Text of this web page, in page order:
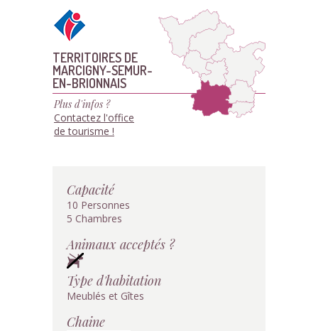
TERRITOIRES DE
MARCIGNY-SEMUR-
EN-BRIONNAIS
Plus d'infos ?
Contactez l'office
de tourisme !
Capacité
10 Personnes
5 Chambres
Animaux acceptés ?
Type d'habitation
Meublés et Gîtes
Chaine